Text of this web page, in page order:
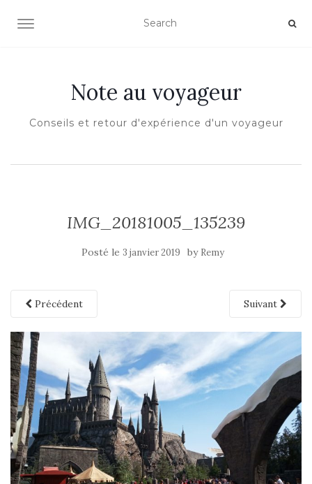
OUVRIR/FERMER LA NAVIGATION
Note au voyageur
Conseils et retour d'expérience d'un voyageur
IMG_20181005_135239
Posté le 3 janvier 2019 by Remy
Précédent Suivant